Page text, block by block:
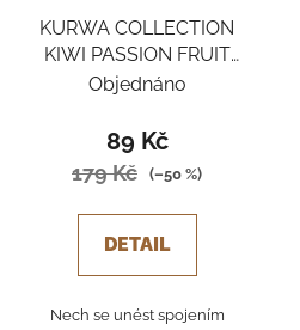
KURWA COLLECTION
KIWI PASSION FRUIT
GUAVA
Objednáno
89 Kč
179 Kč (–50 %)
DETAIL
Nech se unést spojením